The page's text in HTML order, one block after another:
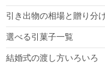
引き出物の相場と贈り分
選べる引菓子一覧
結婚式の渡し方いろいろ